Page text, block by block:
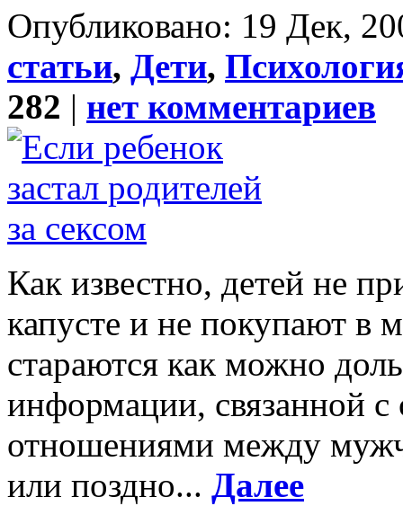
Опубликовано: 19 Дек,
статьи, Дети,
282 | нет комментариев
Как известно, детей не
капусте и не покупают в
стараются как можно
информации, связанной
отношениями между
или поздно... Далее